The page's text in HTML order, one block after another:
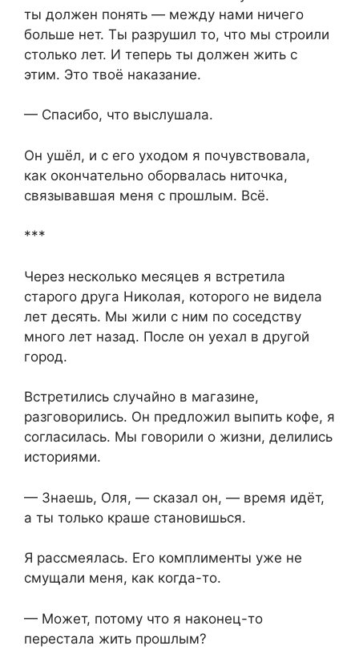
ты должен понять — между нами ничего
больше нет. Ты разрушил то, что мы строили
столько лет. И теперь ты должен жить с
этим. Это твоё наказание.
— Спасибо, что выслушала.
Он ушёл, и с его уходом я почувствовала,
как окончательно оборвалась ниточка,
связывавшая меня с прошлым. Всё.
***
Через несколько месяцев я встретила
старого друга Николая, которого не видела
лет десять. Мы жили с ним по соседству
много лет назад. После он уехал в другой
город.
Встретились случайно в магазине,
разговорились. Он предложил выпить кофе, я
согласилась. Мы говорили о жизни, делились
историями.
— Знаешь, Оля, — сказал он, — время идёт,
а ты только краше становишься.
Я рассмеялась. Его комплименты уже не
смущали меня, как когда-то.
— Может, потому что я наконец-то
перестала жить прошлым?